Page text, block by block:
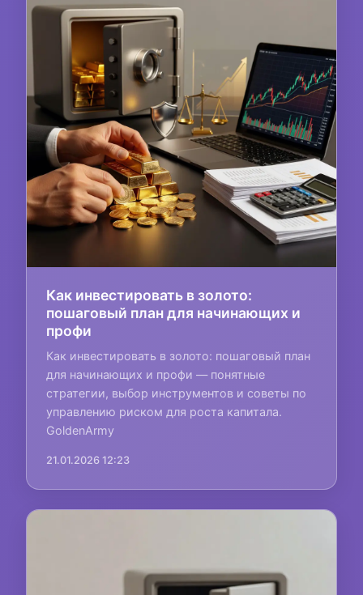
Как инвестировать в золото:
пошаговый план для начинающих и
профи
Как инвестировать в золото: пошаговый план
для начинающих и профи — понятные
стратегии, выбор инструментов и советы по
управлению риском для роста капитала.
GoldenArmy
21.01.2026 12:23